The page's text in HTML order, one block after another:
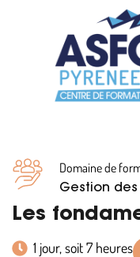
Domaine de
Gestion
Les
1 jour, soit 7 heures